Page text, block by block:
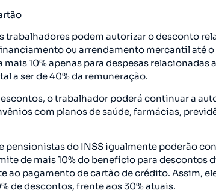
trabalhadores podem autorizar o desconto
ou arrendamento mercantil até o
mais 10% apenas para despesas relacionadas
a ser de 40% da remuneração.
o trabalhador poderá continuar a
com planos de saúde, farmácias,
pensionistas do INSS igualmente poderão
de mais 10% do benefício para descontos
ao pagamento de cartão de crédito. Assim,
de descontos, frente aos 30% atuais.